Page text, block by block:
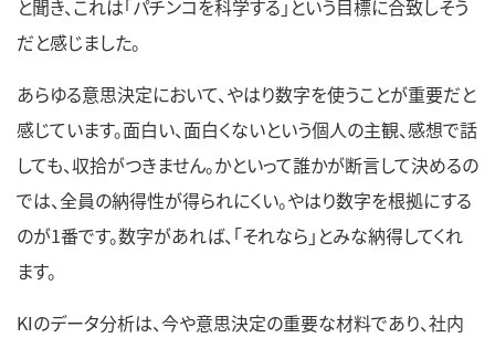
と聞き、これは「パチンコを科学する」という目標に合致しそう
だと感じました。
あらゆる意思決定において、やはり数字を使うことが重要だと
感じています。面白い、面白くないという個人の主観、感想で話
しても、収拾がつきません。かといって誰かが断言して決めるの
では、全員の納得性が得られにくい。やはり数字を根拠にする
のが1番です。数字があれば、「それなら」とみな納得してくれ
ます。
KIのデータ分析は、今や意思決定の重要な材料であり、社内